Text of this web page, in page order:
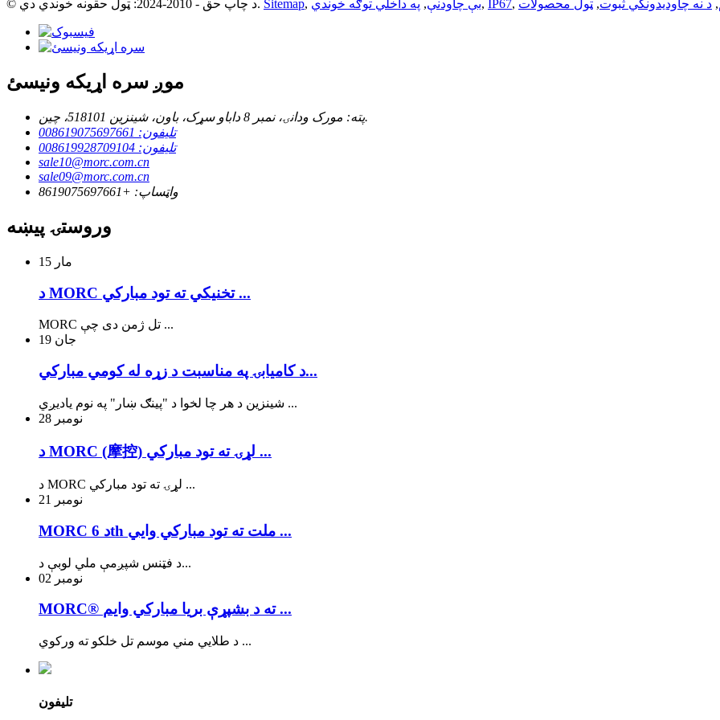
© د چاپ حق - 2010-2024: ټول حقونه خوندي دي. Sitemap, بې چاودنې, په داخلي توګه خوندي , IP67, , د نه چاودیدونکي ثبوت, ټول محصولات
موږ سره اړیکه ونیسئ
پته: مورک ودانۍ، نمبر 8 داباو سړک، باون، شینزین 518101، چین.
تلیفون: 008619075697661
تلیفون: 008619928709104
sale10@morc.com.cn
sale09@morc.com.cn
واټساپ: +8619075697661
وروستۍ پیښه
مار 15
د MORC تخنیکي ته تود مبارکي ...
MORC تل ژمن دی چې ...
جان 19
د کاميابۍ په مناسبت د زړه له کومي مبارکي...
شینزین د هر چا لخوا د "پینګ ښار" په نوم یادیږي ...
نومبر 28
د MORC (摩控) لړۍ ته تود مبارکي ...
د MORC لړۍ ته تود مبارکي ...
نومبر
21
MORC د 6th ملت ته تود مبارکي وايي ...
د فټنس شپږمې ملي لوبې د...
نومبر 02
MORC® ته د بشپړې بریا مبارکي وایم ...
د طلايي مني موسم تل خلکو ته ورکوي ...
تلیفون